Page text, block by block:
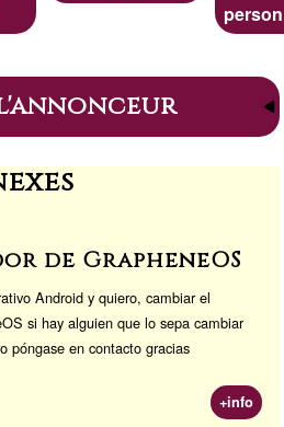
de GrapheneOS
Android y quiero, cambiar el
si hay alguien que lo sepa cambiar
póngase en contacto gracias
+info